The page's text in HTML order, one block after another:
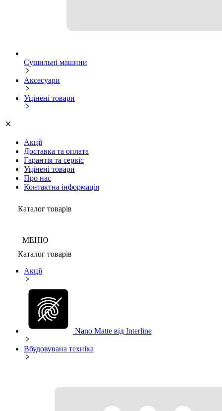
Сушильні машини
Аксесуари
Уцінені товари
Акції
Доставка та оплата
Гарантія та сервіс
Уцінені товари
Про нас
Контактна інформація
Каталог товарів
МЕНЮ
Каталог товарів
Акції
Nano Matte від Interline
Вбудовувана техніка